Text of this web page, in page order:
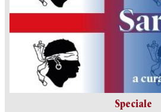
Speciale